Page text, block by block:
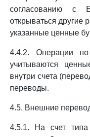
согласованию с
открываться другие
указанные ценные
4.4.2. Операции
учитываются
внутри счета
переводы.
4.5. Внешние
4.5.1. На счет